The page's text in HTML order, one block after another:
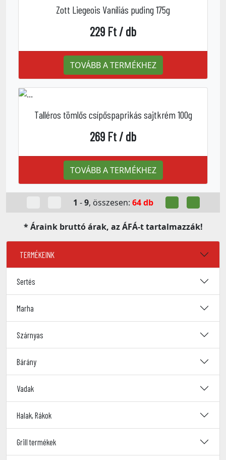
TERMÉKEINK
Sertés
Marha
Szárnyas
Bárány
Vadak
Halak, Rákok
Grill termékek
Zott Liegeois Vaníliás puding 175g
229 Ft / db
TOVÁBB A TERMÉKHEZ
Talléros tömlős csípőspaprikás sajtkrém 100g
269 Ft / db
TOVÁBB A TERMÉKHEZ
1 -9, összesen: 64 db
* Áraink bruttó árak, az ÁFÁ-t tartalmazzák!